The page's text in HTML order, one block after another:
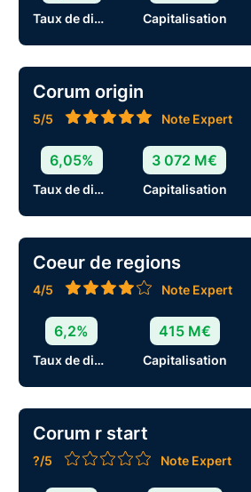
Taux de distribution Capitalisation
Corum origin
5/5 Note Expert
6,05%
Taux de distribution
3 072 M€
Capitalisation
Coeur de regions
4/5 Note Expert
6,2%
Taux de distribution
415 M€
Capitalisation
Corum r start
?/5 Note Expert